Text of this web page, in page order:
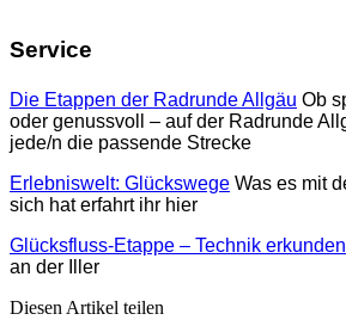
Service
Die Etappen der Radrunde Allgäu Ob
oder genussvoll – auf der Radrunde
jede/n die passende Strecke
Erlebniswelt: Glückswege Was es mit
sich hat erfahrt ihr hier
Glücksfluss-Etappe – Technik erkunden
an der Iller
Diesen Artikel teilen